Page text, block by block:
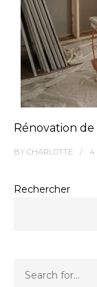
Rénovation
BY CHARLOTTE 4
Rechercher